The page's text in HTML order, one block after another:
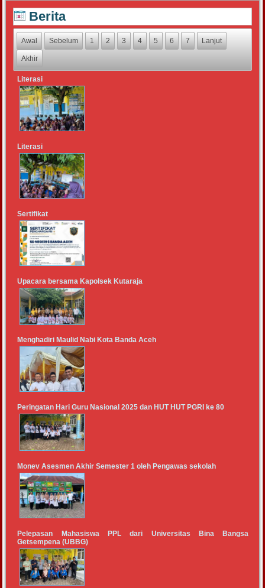
Berita
Awal Sebelum 1 2 3 4 5 6 7 Lanjut
Akhir
Literasi
Literasi
Sertifikat
Upacara bersama Kapolsek Kutaraja
Menghadiri Maulid Nabi Kota Banda Aceh
Peringatan Hari Guru Nasional 2025 dan HUT HUT PGRI ke 80
Monev Asesmen Akhir Semester 1 oleh Pengawas sekolah
Pelepasan Mahasiswa PPL dari Universitas Bina Bangsa
Getsempena (UBBG)